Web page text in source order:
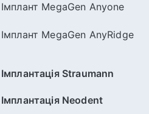
Імплант MegaGen Anyone
Імплант MegaGen AnyRidge
Імплантація Straumann
Імплантація Neodent